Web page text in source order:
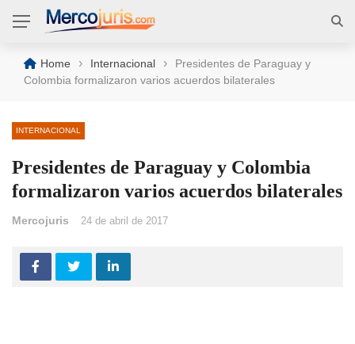
Home › Internacional ›
Presidentes de Paraguay y
Colombia formalizaron varios acuerdos bilaterales
INTERNACIONAL
Presidentes de Paraguay y Colombia
formalizaron varios acuerdos bilaterales
Mercojuris 24 de abril de 2017